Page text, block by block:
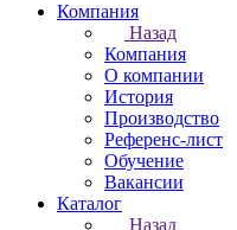
Компания
Назад
Компания
О компании
История
Производство
Референс-лист
Обучение
Вакансии
Каталог
Назад